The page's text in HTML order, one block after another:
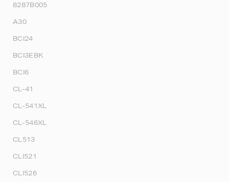
8287B005
A30
BCI24
BCI3EBK
BCI6
CL-41
CL-541XL
CL-546XL
CL513
CLI521
CLI526